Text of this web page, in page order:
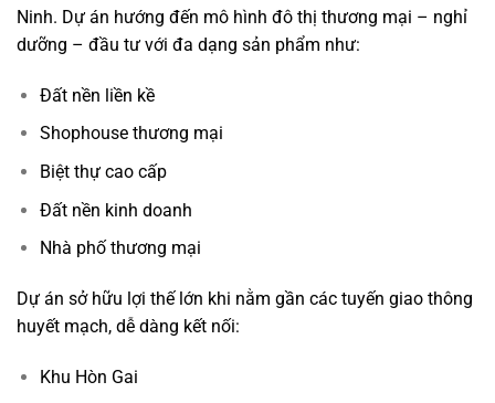
Ninh. Dự án hướng đến mô hình đô thị thương mại – nghỉ
dưỡng – đầu tư với đa dạng sản phẩm như:
Đất nền liền kề
Shophouse thương mại
Biệt thự cao cấp
Đất nền kinh doanh
Nhà phố thương mại
Dự án sở hữu lợi thế lớn khi nằm gần các tuyến giao thông
huyết mạch, dễ dàng kết nối:
Khu Hòn Gai